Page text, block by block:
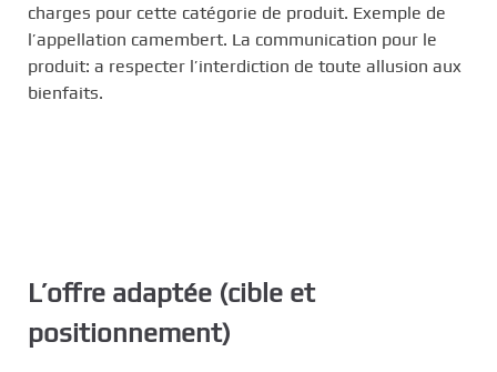
charges pour cette catégorie de produit. Exemple de
l’appellation camembert. La communication pour le
produit: a respecter l’interdiction de toute allusion aux
bienfaits.
L’offre adaptée (cible et
positionnement)